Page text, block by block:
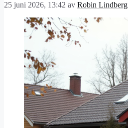
25 juni 2026, 13:42 av Robin Lindberg